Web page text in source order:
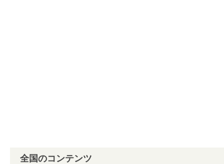
全国のコンテンツ